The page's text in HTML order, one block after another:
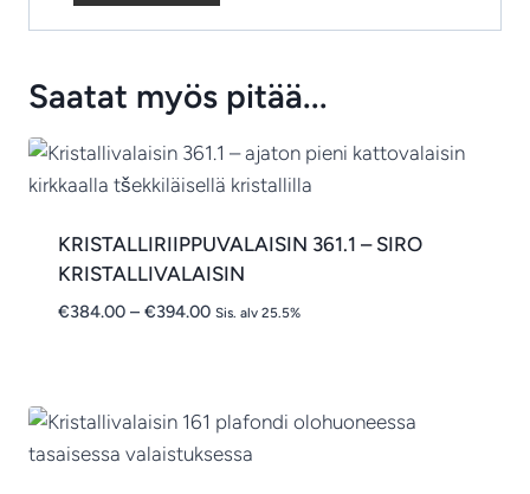
Saatat myös pitää...
KRISTALLIRIIPPUVALAISIN 361.1 – SIRO
KRISTALLIVALAISIN
€384.00 – €394.00Hintaluokka:
Sis. alv 25.5%